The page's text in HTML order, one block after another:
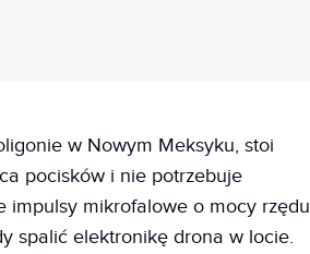
w Nowym Meksyku, stoi
pocisków i nie potrzebuje
impulsy mikrofalowe o mocy rzędu
spalić elektronikę drona w locie.